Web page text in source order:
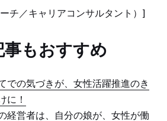
チ／キャリアコンサルタント）]
もおすすめ
での気づきが、女性活躍推進のき
に！
経営者は、自分の娘が、女性が働